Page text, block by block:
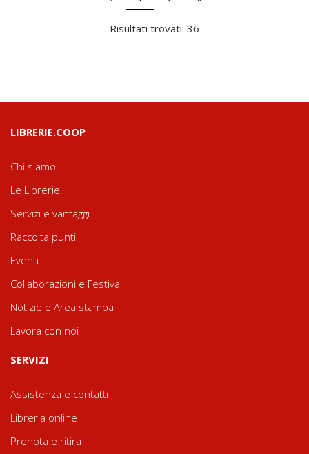
Risultati trovati: 36
LIBRERIE.COOP
Chi siamo
Le Librerie
Servizi e vantaggi
Raccolta punti
Eventi
Collaborazioni e Festival
Notizie e Area stampa
Lavora con noi
SERVIZI
Assistenza e contatti
Libreria online
Prenota e ritira